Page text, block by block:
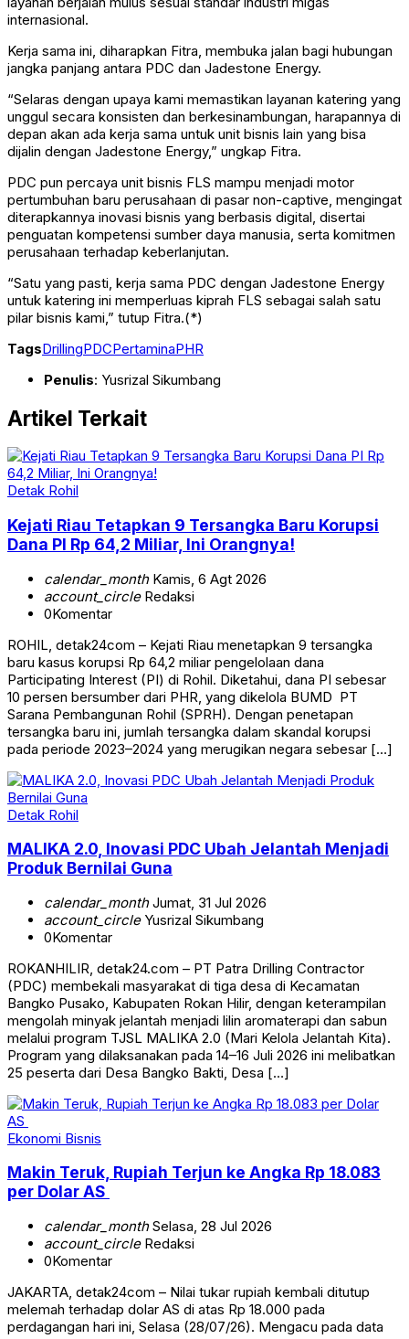
internasional.
Kerja sama ini, diharapkan Fitra, membuka jalan bagi hubungan
jangka panjang antara PDC dan Jadestone Energy.
“Selaras dengan upaya kami memastikan layanan katering yang
unggul secara konsisten dan berkesinambungan, harapannya di
depan akan ada kerja sama untuk unit bisnis lain yang bisa
dijalin dengan Jadestone Energy,” ungkap Fitra.
PDC pun percaya unit bisnis FLS mampu menjadi motor
pertumbuhan baru perusahaan di pasar non-captive, mengingat
diterapkannya inovasi bisnis yang berbasis digital, disertai
penguatan kompetensi sumber daya manusia, serta komitmen
perusahaan terhadap keberlanjutan.
“Satu yang pasti, kerja sama PDC dengan Jadestone Energy
untuk katering ini memperluas kiprah FLS sebagai salah satu
pilar bisnis kami,” tutup Fitra.(*)
TagsDrillingPDCPertaminaPHR
Penulis: Yusrizal Sikumbang
Artikel Terkait
Detak Rohil
Kejati Riau Tetapkan 9 Tersangka Baru Korupsi
Dana PI Rp 64,2 Miliar, Ini Orangnya!
calendar_monthKamis, 6 Agt 2026
account_circleRedaksi
0Komentar
ROHIL, detak24com – Kejati Riau menetapkan 9 tersangka
baru kasus korupsi Rp 64,2 miliar pengelolaan dana
Participating Interest (PI) di Rohil. Diketahui, dana PI sebesar
10 persen bersumber dari PHR, yang dikelola BUMD PT
Sarana Pembangunan Rohil (SPRH). Dengan penetapan
tersangka baru ini, jumlah tersangka dalam skandal korupsi
pada periode 2023–2024 yang merugikan negara sebesar […]
Detak Rohil
MALIKA 2.0, Inovasi PDC Ubah Jelantah Menjadi
Produk Bernilai Guna
calendar_monthJumat, 31 Jul 2026
account_circleYusrizal Sikumbang
0Komentar
ROKANHILIR, detak24.com – PT Patra Drilling Contractor
(PDC) membekali masyarakat di tiga desa di Kecamatan
Bangko Pusako, Kabupaten Rokan Hilir, dengan keterampilan
mengolah minyak jelantah menjadi lilin aromaterapi dan sabun
melalui program TJSL MALIKA 2.0 (Mari Kelola Jelantah Kita).
Program yang dilaksanakan pada 14–16 Juli 2026 ini melibatkan
25 peserta dari Desa Bangko Bakti, Desa […]
Ekonomi Bisnis
Makin Teruk, Rupiah Terjun ke Angka Rp 18.083
per Dolar AS
calendar_monthSelasa, 28 Jul 2026
account_circleRedaksi
0Komentar
JAKARTA, detak24com – Nilai tukar rupiah kembali ditutup
melemah terhadap dolar AS di atas Rp 18.000 pada
perdagangan hari ini, Selasa (28/07/26). Mengacu pada data